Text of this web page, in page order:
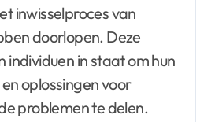
inwisselproces van
doorlopen. Deze
individuen in staat om hun
oplossingen voor
problemen te delen.